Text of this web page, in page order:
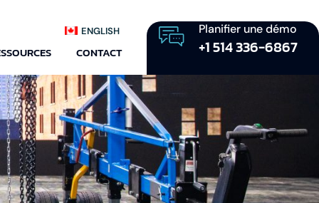
ENGLISH
CONTACT
Planifier une démo
+1 514 336-6867